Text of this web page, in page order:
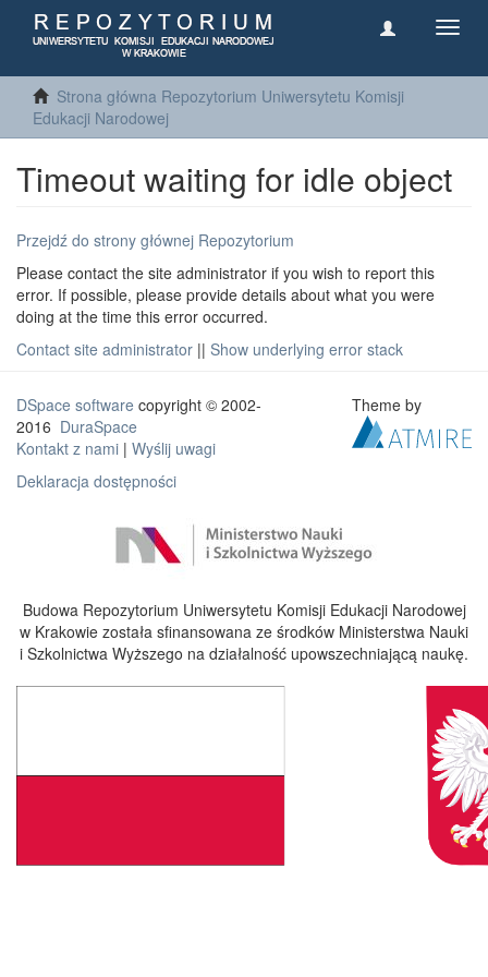
Strona główna Repozytorium Uniwersytetu Komisji
Edukacji Narodowej
Timeout waiting for idle object
Przejdź do strony głównej Repozytorium
Please contact the site administrator if you wish to report this
error. If possible, please provide details about what you were
doing at the time this error occurred.
Contact site administrator || Show underlying error stack
DSpace software copyright © 2002-
2016 DuraSpace
Kontakt z nami | Wyślij uwagi
Deklaracja dostępności
Theme by
Budowa Repozytorium Uniwersytetu Komisji Edukacji Narodowej
w Krakowie została sfinansowana ze środków Ministerstwa Nauki
i Szkolnictwa Wyższego na działalność upowszechniającą naukę.